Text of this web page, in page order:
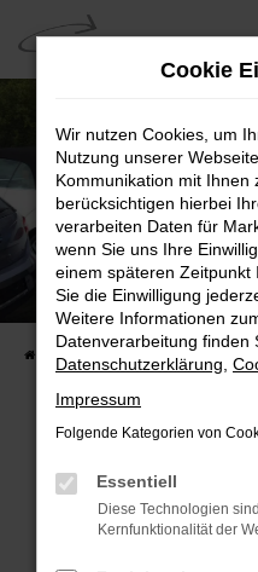
Zum
Hauptinhalt
springen
Unser
Entdecken Sie unsere
Fahrzeugangebote
Fehler: Network
Beim Laden ist ein
Hier sind ein paar
Cookie
Wir nutzen Cookies, um
Nutzung unserer
Kommunikation mit Ihnen
berücksichtigen hierbei
verarbeiten Daten für
wenn Sie uns Ihre
einem späteren Zeitpunkt
Sie die Einwilligung
Weitere Informationen
Datenverarbeitung finden
Datenschutzerklärung
Impressum
Folgende Kategorien von
Essentiell
Diese Technologien
Kernfunktionalität der